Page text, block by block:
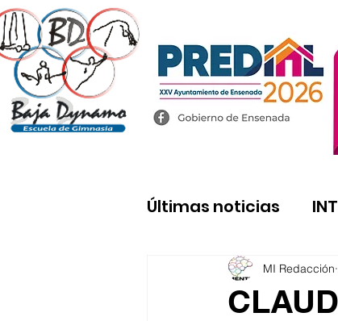
Últimas noticias
MI Redacción